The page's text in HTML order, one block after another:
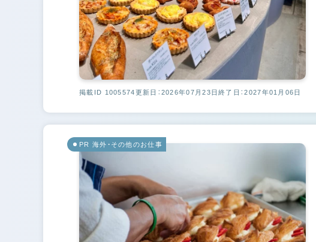
掲載ID 1005574更新日：2026年07月23日終了日：2027年01月06日
PR 海外・その他のお仕事